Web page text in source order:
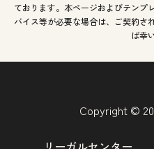
ております。本ページおよびテンプ
バイス等が必要な場合は、ご契約さ
ば幸
Copyright ©